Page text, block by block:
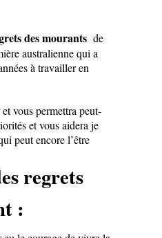
des mourants de
australienne qui a
à travailler en
vous permettra peut-
et vous aidera je
peut encore l’être
regrets
: